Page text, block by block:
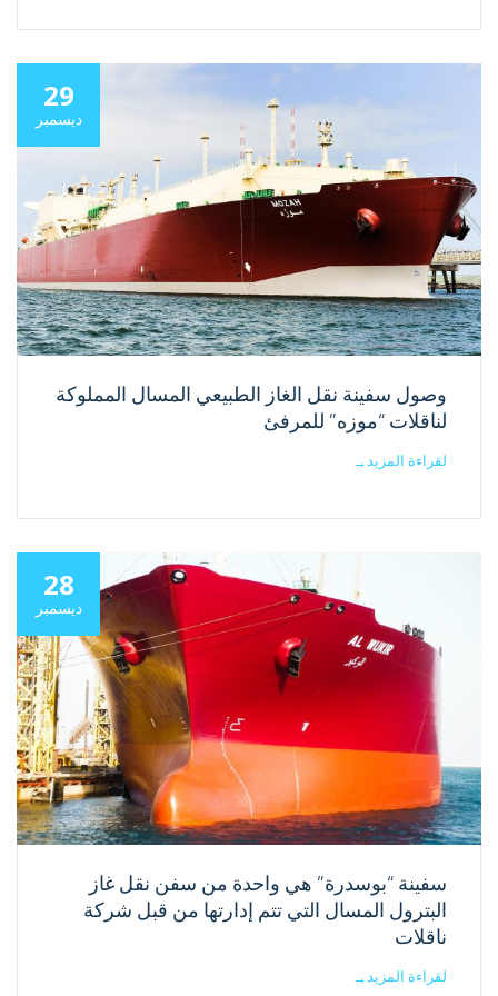
29
ديسمبر
وصول سفينة نقل الغاز الطبيعي المسال المملوكة
لناقلات “موزه” للمرفئ
لقراءة المزيد→
28
ديسمبر
سفينة “بوسدرة” هي واحدة من سفن نقل غاز
البترول المسال التي تتم إدارتها من قبل شركة
ناقلات
لقراءة المزيد→